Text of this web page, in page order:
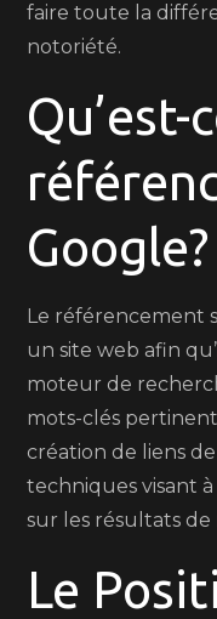
faire toute la
notoriété.
Qu’est-
Google?
Le référencement
un site web afin
moteur de
mots-clés
création de liens
techniques visant
sur les résultats de
Le